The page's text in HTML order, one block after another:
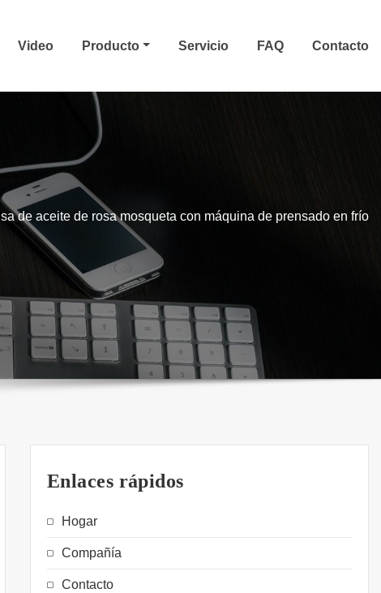
Video Producto Servicio FAQ Contacto
de aceite de rosa mosqueta con máquina de prensado en frío
Enlaces rápidos
Hogar
Compañía
Contacto